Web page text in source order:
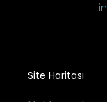
Site Haritası